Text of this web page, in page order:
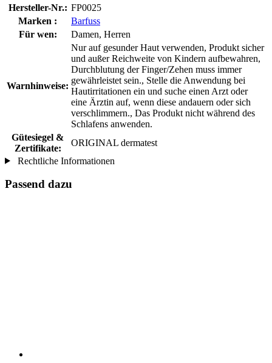
Hersteller-Nr.: FP0025
Marken :
Barfuss
Für wen:
Damen, Herren
Warnhinweise:
Nur auf gesunder Haut verwenden, Produkt sicher
und außer Reichweite von Kindern aufbewahren,
Durchblutung der Finger/Zehen muss immer
gewährleistet sein., Stelle die Anwendung bei
Hautirritationen ein und suche einen Arzt oder
eine Ärztin auf, wenn diese andauern oder sich
verschlimmern., Das Produkt nicht während des
Schlafens anwenden.
Gütesiegel &
Zertifikate:
ORIGINAL dermatest
Rechtliche Informationen
Passend dazu